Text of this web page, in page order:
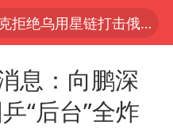
地夏日限定体验
息：向鹏深
“后台”全炸